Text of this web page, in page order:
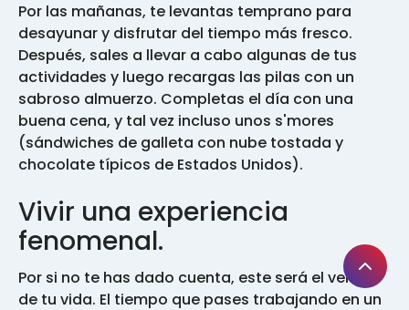
Por las mañanas, te levantas temprano para
desayunar y disfrutar del tiempo más fresco.
Después, sales a llevar a cabo algunas de tus
actividades y luego recargas las pilas con un
sabroso almuerzo. Completas el día con una
buena cena, y tal vez incluso unos s'mores
(sándwiches de galleta con nube tostada y
chocolate típicos de Estados Unidos).
Vivir una experiencia
fenomenal.
Por si no te has dado cuenta, este será el verano
de tu vida. El tiempo que pases trabajando en un